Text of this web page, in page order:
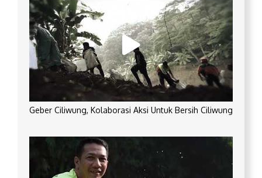
Geber Ciliwung, Kolaborasi Aksi Untuk Bersih Ciliwung